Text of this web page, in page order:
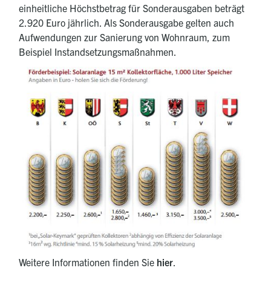
einheitliche Höchstbetrag für Sonderausgaben beträgt
2.920 Euro jährlich. Als Sonderausgabe gelten auch
Aufwendungen zur Sanierung von Wohnraum, zum
Beispiel Instandsetzungsmaßnahmen.
Weitere Informationen finden Sie hier.